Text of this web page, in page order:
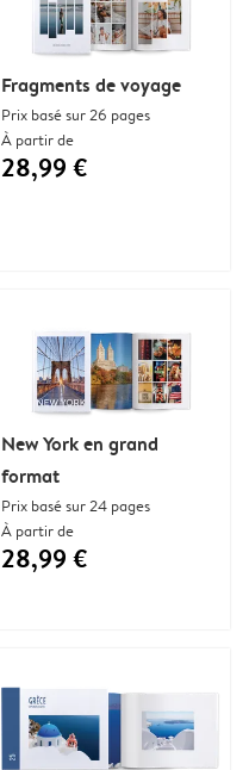
Fragments de voyage
Prix basé sur 26 pages
À partir de
28,99 €
New York en grand
format
Prix basé sur 24 pages
À partir de
28,99 €